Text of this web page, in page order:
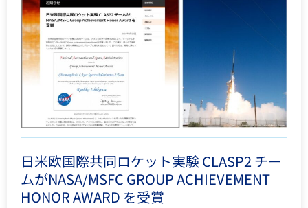
日米欧国際共同ロケット実験 CLASP2 チー
ムがNASA/MSFC GROUP ACHIEVEMENT
HONOR AWARD を受賞